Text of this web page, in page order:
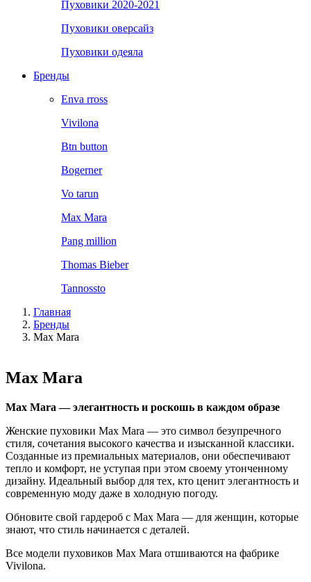
Пуховики 2020-2021
Пуховики оверсайз
Пуховики одеяла
Бренды
Enva rross
Vivilona
Btn button
Bogerner
Vo tarun
Max Mara
Pang million
Thomas Bieber
Tannossto
Главная
Бренды
Max Mara
Max Mara
Max Mara — элегантность и роскошь в каждом образе
Женские пуховики Max Mara — это символ безупречного
стиля, сочетания высокого качества и изысканной классики.
Созданные из премиальных материалов, они обеспечивают
тепло и комфорт, не уступая при этом своему утонченному
дизайну. Идеальный выбор для тех, кто ценит элегантность и
современную моду даже в холодную погоду.
Обновите свой гардероб с Max Mara — для женщин, которые
знают, что стиль начинается с деталей.
Все модели пуховиков Max Mara отшиваются на фабрике
Vivilona.